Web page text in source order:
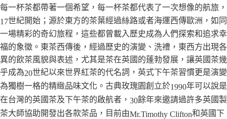
https://aftee.tw/terms/#terms3
３．未成年的使用者請事先徵得法定代理人或監護人之同意方可使用
「AFTEE先享後付」，若未經同意申辦者引起之損失，本公司不負相關責
任。
時審查核予不同之上限額度；若仍有額度不足之情形，本公司將視審查結果
請求用戶進行身份認證。
５．嚴禁一人註冊多個帳號或使用他人資訊註冊。若發現惡意使用之情形，
恩沛科技股份有限公司將有權停止該用戶之使用額度並採取法律行動。
每一杯茶都帶著一個希望，每一杯茶都代表了一次想像的航旅，
17世紀開始；源於東方的茶葉經過絲路或者海運西傳歐洲，如同
一場精彩的奇幻旅程，這些都曾載入歷史成為人們探索和追求幸
福的象徵。東茶西傳後，經過歷史的演變、洗禮，東西方出現各
異的飲茶風貌與表述，尤其是茶在英國的蓬勃發展，讓英國茶幾
乎成為20世紀以來世界紅茶的代名詞，英式下午茶習慣更是演變
為獨樹一格的精緻品味文化。古典玫瑰園創立於1990年可以說是
在台灣的英國茶及下午茶的啟航者， 30餘年來邀請過許多英國製
茶大師協助開發出各款茶品，目前由Mr.Timothy Clifton和英國下